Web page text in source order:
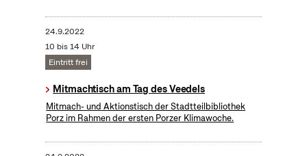
24.9.2022
10 bis 14 Uhr
Eintritt frei
Mitmachtisch am Tag des Veedels
Mitmach- und Aktionstisch der Stadtteilbibliothek
Porz im Rahmen der ersten Porzer Klimawoche.